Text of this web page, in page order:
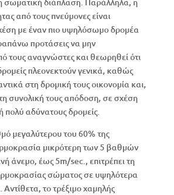
σωματική διάπλαση. Παράλληλα, η
από τους πνεύμονες είναι
με έναν πιο υψηλόσωμο δρομέα
προτάσεις να μην
τους αναγνώστες και θεωρηθεί ότι
πλεονεκτούν γενικά, καθώς
στη δρομική τους οικονομία και,
συνολική τους απόδοση, σε σχέση
πολύ αδύνατους δρομείς.
μεγαλύτερου του 60% της
μικρότερη των 5 βαθμών
άνεμο, έως 5m/sec., επιτρέπει τη
σώματος σε υψηλότερα
το τρέξιμο χαμηλής